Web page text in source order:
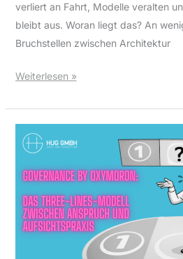
verliert an Fahrt, Modelle veralten
bleibt aus. Woran liegt das? An
Bruchstellen zwischen Architektur
Weiterlesen »
ISB,
IKT-
Kontrollfunktion
und
Three
Lines